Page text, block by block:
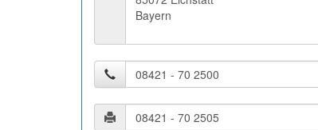
Bayern